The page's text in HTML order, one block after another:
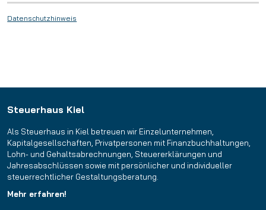
Datenschutzhinweis
Steuerhaus Kiel
Als Steuerhaus in Kiel betreuen wir Einzelunternehmen,
Kapitalgesellschaften, Privatpersonen mit Finanzbuchhaltungen,
Lohn- und Gehaltsabrechnungen, Steuererklärungen und
Jahresabschlüssen sowie mit persönlicher und individueller
steuerrechtlicher Gestaltungsberatung.
Mehr erfahren!